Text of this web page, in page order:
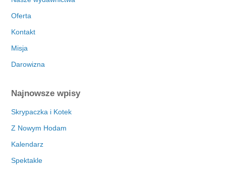
Oferta
Kontakt
Misja
Darowizna
Najnowsze wpisy
Skrypaczka i Kotek
Z Nowym Hodam
Kalendarz
Spektakle